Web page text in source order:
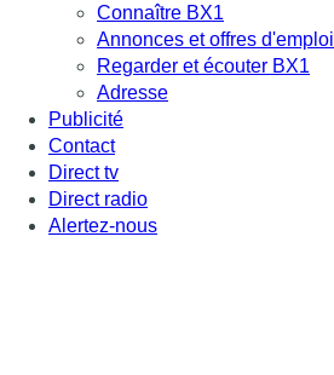
Connaître BX1
Annonces et offres d'emploi
Regarder et écouter BX1
Adresse
Publicité
Contact
Direct tv
Direct radio
Alertez-nous